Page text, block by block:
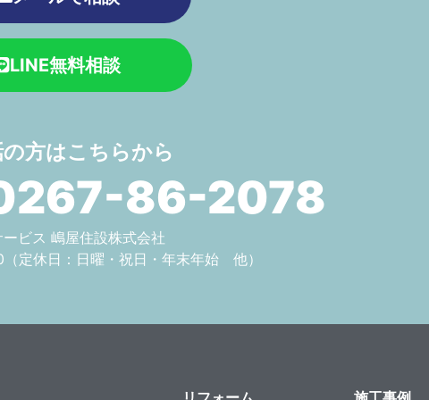
LINE無料相談
方はこちらから
86-2078
ビス 嶋屋住設株式会社
（定休日：日曜・祝日・年末年始 他）